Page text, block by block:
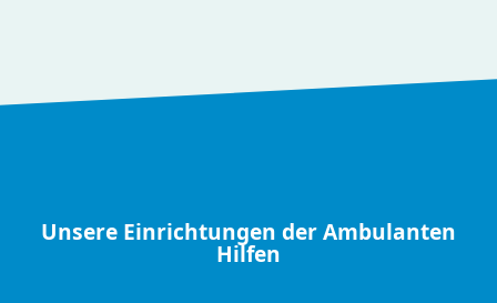
Unsere Einrichtungen der Ambulanten
Hilfen